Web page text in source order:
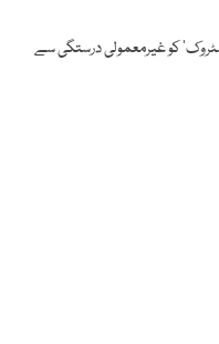
کو غیرمعمولی درستگی سے